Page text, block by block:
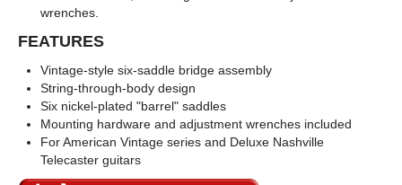
wrenches.
FEATURES
Vintage-style six-saddle bridge assembly
String-through-body design
Six nickel-plated "barrel" saddles
Mounting hardware and adjustment wrenches included
For American Vintage series and Deluxe Nashville
Telecaster guitars